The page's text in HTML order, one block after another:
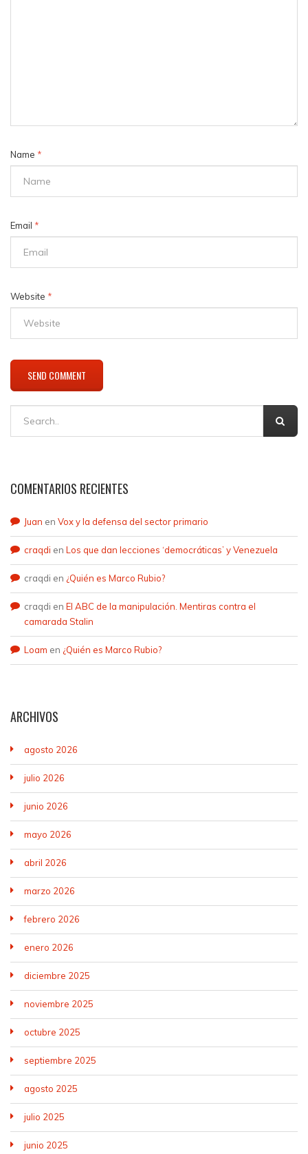
Name *
Email *
Website *
COMENTARIOS RECIENTES
Juan en Vox y la defensa del sector primario
craqdi en Los que dan lecciones ‘democráticas’ y Venezuela
craqdi en ¿Quién es Marco Rubio?
craqdi en El ABC de la manipulación. Mentiras contra el
camarada Stalin
Loam en ¿Quién es Marco Rubio?
ARCHIVOS
agosto 2026
julio 2026
junio 2026
mayo 2026
abril 2026
marzo 2026
febrero 2026
enero 2026
diciembre 2025
noviembre 2025
octubre 2025
septiembre 2025
agosto 2025
julio 2025
junio 2025